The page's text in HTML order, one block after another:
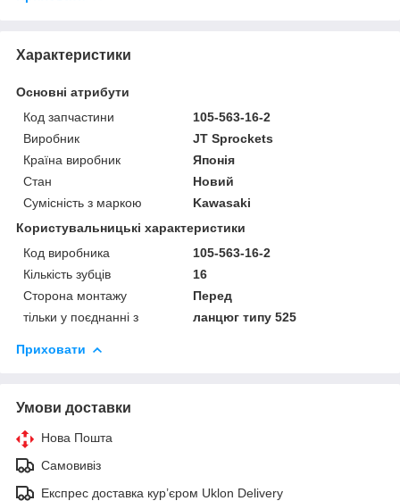
Характеристики
Основні атрибути
Код запчастини
105-563-16-2
Виробник
JT Sprockets
Країна виробник
Японія
Стан
Новий
Сумісність з маркою
Kawasaki
Користувальницькі характеристики
Код виробника
105-563-16-2
Кількість зубців
16
Сторона монтажу
Перед
тільки у поєднанні з
ланцюг типу 525
Приховати
Умови доставки
Нова Пошта
Самовивіз
Експрес доставка кур’єром Uklon Delivery